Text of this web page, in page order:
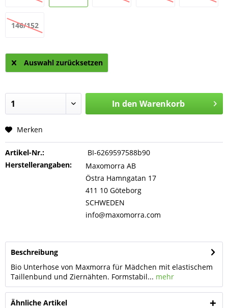
146/152
Auswahl zurücksetzen
In den Warenkorb
Merken
Artikel-Nr.:
BI-6269597588b90
Herstellerangaben:
Maxomorra AB
Östra Hamngatan 17
411 10 Göteborg
SCHWEDEN
info@maxomorra.com
Beschreibung
Bio Unterhose von Maxmorra für Mädchen mit elastischem
Taillenbund und Ziernähten. Formstabil... mehr
Ähnliche Artikel